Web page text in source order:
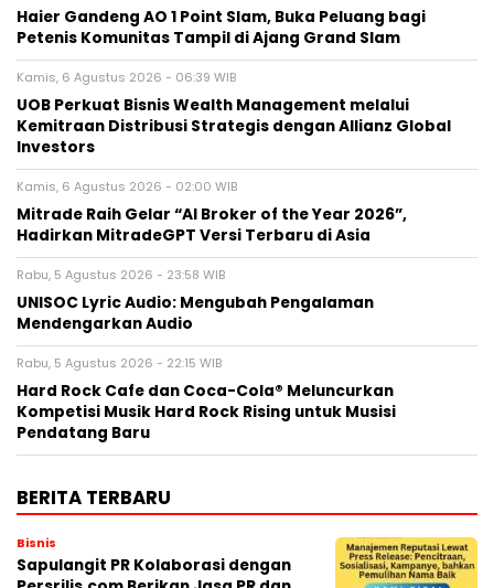
Haier Gandeng AO 1 Point Slam, Buka Peluang bagi
Petenis Komunitas Tampil di Ajang Grand Slam
Kamis, 6 Agustus 2026 - 06:39 WIB
UOB Perkuat Bisnis Wealth Management melalui
Kemitraan Distribusi Strategis dengan Allianz Global
Investors
Kamis, 6 Agustus 2026 - 02:00 WIB
Mitrade Raih Gelar “AI Broker of the Year 2026”,
Hadirkan MitradeGPT Versi Terbaru di Asia
Rabu, 5 Agustus 2026 - 23:58 WIB
UNISOC Lyric Audio: Mengubah Pengalaman
Mendengarkan Audio
Rabu, 5 Agustus 2026 - 22:15 WIB
Hard Rock Cafe dan Coca-Cola® Meluncurkan
Kompetisi Musik Hard Rock Rising untuk Musisi
Pendatang Baru
BERITA TERBARU
Bisnis
Sapulangit PR Kolaborasi dengan